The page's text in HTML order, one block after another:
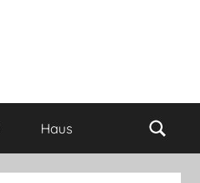
Haus